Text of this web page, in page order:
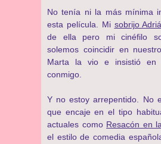
No tenía ni la más mínima
esta película. Mi sobrijo
de ella pero mi cinéfilo
solemos coincidir en
Marta la vio e insistió en
conmigo.
Y no estoy arrepentido. No
que encaje en el tipo
actuales como Resacón en
el estilo de comedia